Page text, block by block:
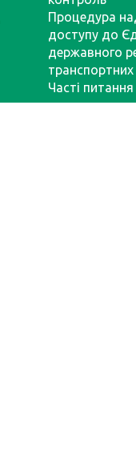
Процедура
доступу до
державного
транспортних
Часті питання